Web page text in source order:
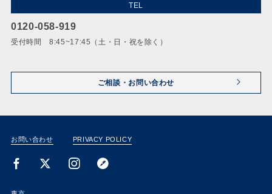
TEL
0120-058-919
受付時間 8:45~17:45（土・日・祝を除く）
ご相談・お問い合わせ
お問い合わせ PRIVACY POLICY